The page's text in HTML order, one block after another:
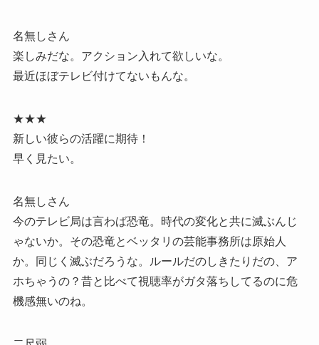
名無しさん
楽しみだな。アクション入れて欲しいな。
最近ほぼテレビ付けてないもんな。
★★★
新しい彼らの活躍に期待！
早く見たい。
名無しさん
今のテレビ局は言わば恐竜。時代の変化と共に滅ぶんじ
ゃないか。その恐竜とベッタリの芸能事務所は原始人
か。同じく滅ぶだろうな。ルールだのしきたりだの、ア
ホちゃうの？昔と比べて視聴率がガタ落ちしてるのに危
機感無いのね。